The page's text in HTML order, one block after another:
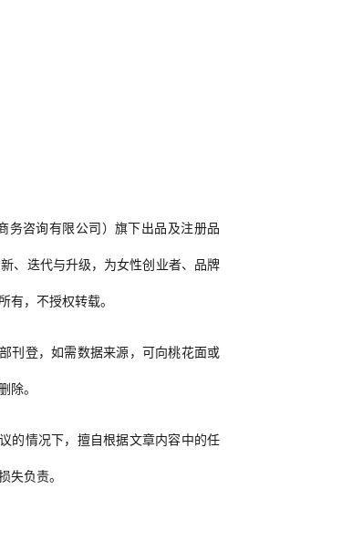
务咨询有限公司）旗下出品及注册品
、迭代与升级，为女性创业者、品牌
，不授权转载。
刊登，如需数据来源，可向桃花面或
除。
的情况下，擅自根据文章内容中的任
负责。